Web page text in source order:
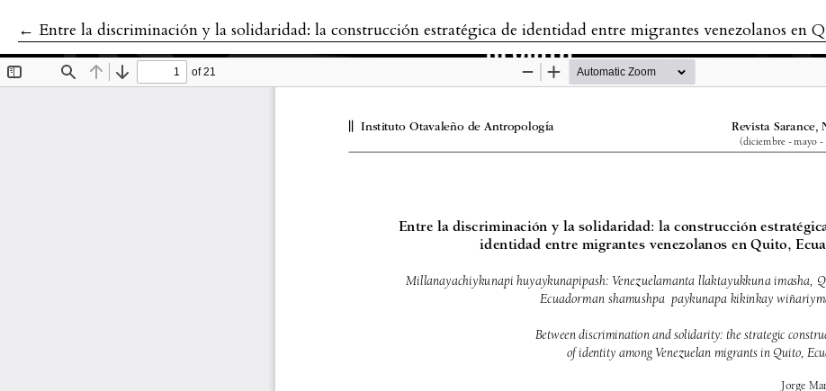
← Volver a los detalles del artículo
Entre la discriminación y la solidaridad: la construcción estratégica de identidad entre migrantes venezolanos en Quito, Ecuador